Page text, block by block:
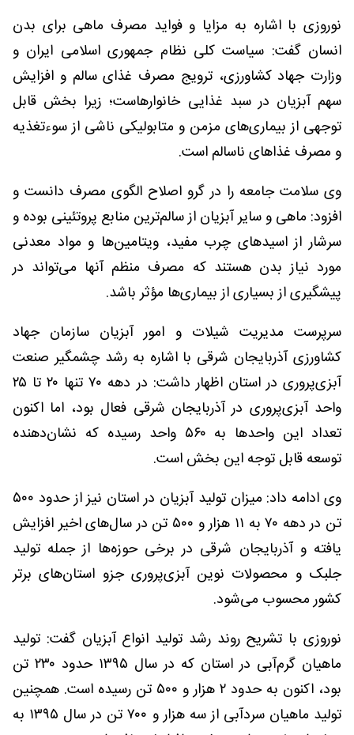
نوروزی با اشاره به مزایا و فواید مصرف ماهی برای بدن
انسان گفت: سیاست کلی نظام جمهوری اسلامی ایران و
وزارت جهاد کشاورزی، ترویج مصرف غذای سالم و افزایش
سهم آبزیان در سبد غذایی خانوارهاست؛ زیرا بخش قابل
توجهی از بیماری‌های مزمن و متابولیکی ناشی از سوءتغذیه
و مصرف غذاهای ناسالم است.
وی سلامت جامعه را در گرو اصلاح الگوی مصرف دانست و
افزود: ماهی و سایر آبزیان از سالم‌ترین منابع پروتئینی بوده و
سرشار از اسیدهای چرب مفید، ویتامین‌ها و مواد معدنی
مورد نیاز بدن هستند که مصرف منظم آنها می‌تواند در
پیشگیری از بسیاری از بیماری‌ها مؤثر باشد.
سرپرست مدیریت شیلات و امور آبزیان سازمان جهاد
کشاورزی آذربایجان شرقی با اشاره به رشد چشمگیر صنعت
آبزی‌پروری در استان اظهار داشت: در دهه ۷۰ تنها ۲۰ تا ۲۵
واحد آبزی‌پروری در آذربایجان شرقی فعال بود، اما اکنون
تعداد این واحدها به ۵۶۰ واحد رسیده که نشان‌دهنده
توسعه قابل توجه این بخش است.
وی ادامه داد: میزان تولید آبزیان در استان نیز از حدود ۵۰۰
تن در دهه ۷۰ به ۱۱ هزار و ۵۰۰ تن در سال‌های اخیر افزایش
یافته و آذربایجان شرقی در برخی حوزه‌ها از جمله تولید
جلبک و محصولات نوین آبزی‌پروری جزو استان‌های برتر
کشور محسوب می‌شود.
نوروزی با تشریح روند رشد تولید انواع آبزیان گفت: تولید
ماهیان گرم‌آبی در استان که در سال ۱۳۹۵ حدود ۲۳۰ تن
بود، اکنون به حدود ۲ هزار و ۵۰۰ تن رسیده است. همچنین
تولید ماهیان سردآبی از سه هزار و ۷۰۰ تن در سال ۱۳۹۵ به